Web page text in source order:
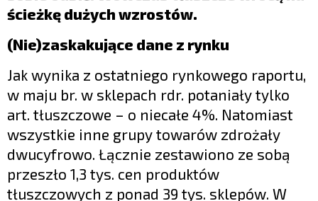
ścieżkę dużych wzrostów.
(Nie)zaskakujące dane z rynku
Jak wynika z ostatniego rynkowego raportu,
w maju br. w sklepach rdr. potaniały tylko
art. tłuszczowe – o niecałe 4%. Natomiast
wszystkie inne grupy towarów zdrożały
dwucyfrowo. Łącznie zestawiono ze sobą
przeszło 1,3 tys. cen produktów
tłuszczowych z ponad 39 tys. sklepów. W